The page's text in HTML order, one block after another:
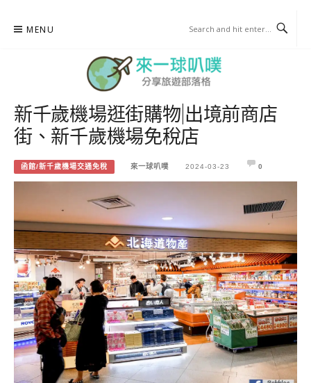
MENU
來一球叭噗
分享日本自助部落格
新千歲機場逛街購物|出境前商店
街、新千歲機場免稅店
函館/新千歲機場交通免稅 來一球叭噗 2024-03-23 0